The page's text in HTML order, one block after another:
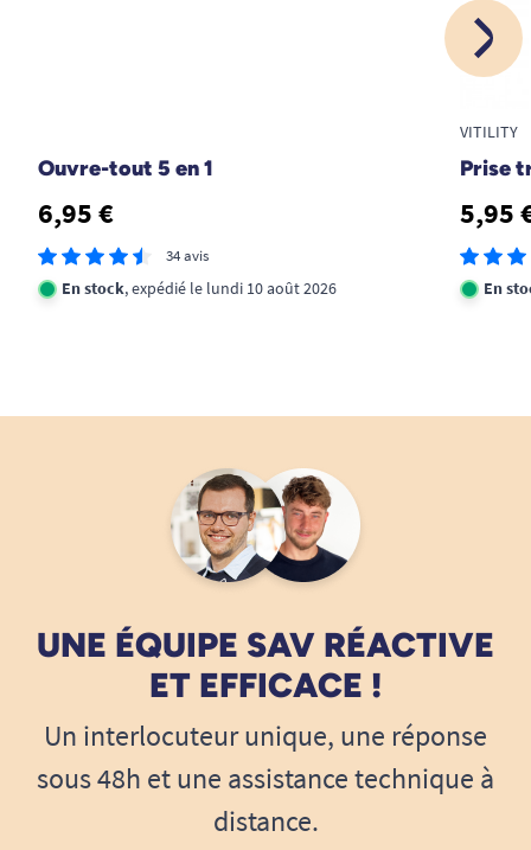
Ouvre-tout 5 en 1
6,95 €
34 avis
En stock, expédié le lundi 10 août 2026
VITILITY
Prise
5,95
En
UNE ÉQUIPE SAV RÉACTIVE
ET EFFICACE !
Un interlocuteur unique, une réponse
sous 48h et une assistance technique à
distance.